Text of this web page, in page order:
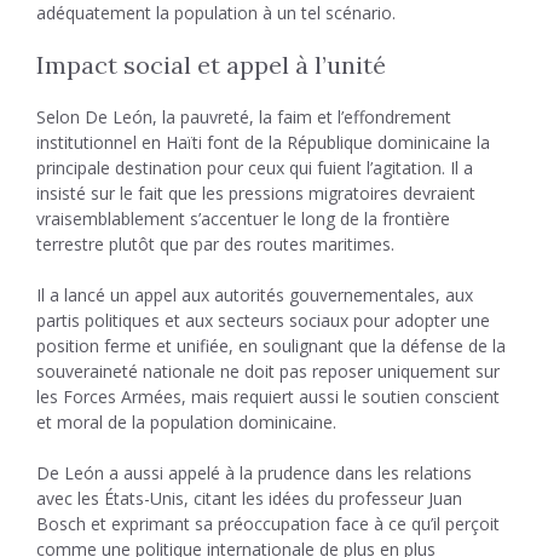
adéquatement la population à un tel scénario.
Impact social et appel à l’unité
Selon De León, la pauvreté, la faim et l’effondrement
institutionnel en Haïti font de la République dominicaine la
principale destination pour ceux qui fuient l’agitation. Il a
insisté sur le fait que les pressions migratoires devraient
vraisemblablement s’accentuer le long de la frontière
terrestre plutôt que par des routes maritimes.
Il a lancé un appel aux autorités gouvernementales, aux
partis politiques et aux secteurs sociaux pour adopter une
position ferme et unifiée, en soulignant que la défense de la
souveraineté nationale ne doit pas reposer uniquement sur
les Forces Armées, mais requiert aussi le soutien conscient
et moral de la population dominicaine.
De León a aussi appelé à la prudence dans les relations
avec les États-Unis, citant les idées du professeur Juan
Bosch et exprimant sa préoccupation face à ce qu’il perçoit
comme une politique internationale de plus en plus